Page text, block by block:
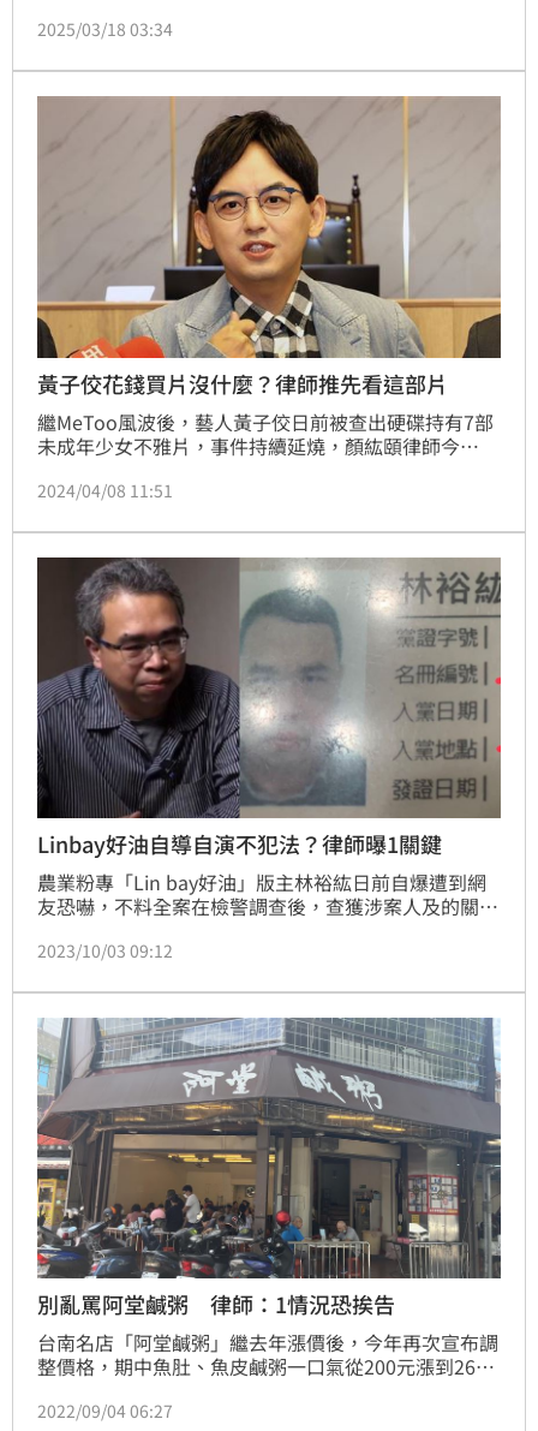
文，表示很多人看新聞才知道即使比特犬已經連續兩次
會傳出有市議員來施壓不要沒入。
2025/03/18 03:34
黃子佼花錢買片沒什麼？律師推先看這部片
繼MeToo風波後，藝人黃子佼日前被查出硬碟持有7部
未成年少女不雅片，事件持續延燒，顏紘頤律師今
可以去看尼可拉斯凱吉主演的「八釐米」，雖然明知是
「原來，所謂的性剝削者，會以無害的形象出現在我們
的身邊」。
2024/04/08 11:51
Linbay好油自導自演不犯法？律師曝1關鍵
農業粉專「Lin bay好油」版主林裕紘日前自爆遭到網
友恐嚇，不料全案在檢警調查後，查獲涉案人及的關鍵
民黨黨工，許嫌表示「恐嚇案是林裕紘指示他所為」，
在法律上究竟要不要負責，顏紘頤律師點出1關鍵直言
「是否成立罪名，還不一定」。
2023/10/03 09:12
別亂罵阿堂鹹粥 律師：1情況恐挨告
台南名店「阿堂鹹粥」繼去年漲價後，今年再次宣布調
整價格，期中魚肚、魚皮鹹粥一口氣從200元漲到260
雖然二代老闆表示不在乎幾顆星，但律師顏紘頤提醒這
2022/09/04 06:27